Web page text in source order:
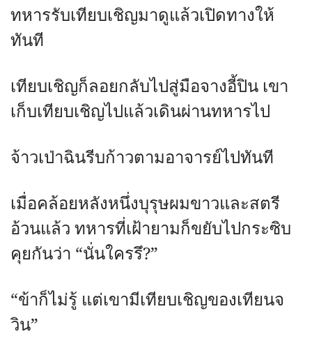
ทหารรับเทียบเชิญมาดูแล้วเปิดทางให้
ทันที
เทียบเชิญก็ลอยกลับไปสู่มือจางอี้ปิน เขา
เก็บเทียบเชิญไปแล้วเดินผ่านทหารไป
จ้าวเป่าฉินรีบก้าวตามอาจารย์ไปทันที
เมื่อคล้อยหลังหนึ่งบุรุษผมขาวและสตรี
อ้วนแล้ว ทหารที่เฝ้ายามก็ขยับไปกระซิบ
คุยกันว่า “นั่นใครรึ?”
“ข้าก็ไม่รู้ แต่เขามีเทียบเชิญของเทียนจ
วิน”